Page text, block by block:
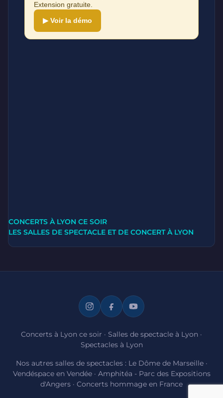
Extension gratuite.
▶ Voir la démo
CONCERTS À LYON CE SOIR
LES SALLES DE SPECTACLE ET DE CONCERT À LYON
Concerts à Lyon ce soir · Salles de spectacle à Lyon ·
Spectacles à Lyon
Nos autres salles de spectacles : Le Dôme de Marseille·
Vendéspace en Vendée· Amphitéa - Parc des Expositions
d'Angers · Concerts hommage en France